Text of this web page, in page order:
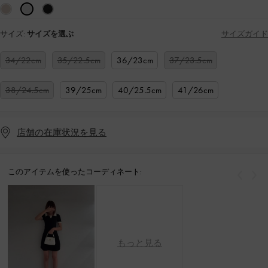
サイズ: サイズを選ぶ サイズガイド
34/22cm 35/22.5cm 36/23cm 37/23.5cm
38/24.5cm 39/25cm 40/25.5cm 41/26cm
店舗の在庫状況を見る
このアイテムを使ったコーディネート:
もっと見る